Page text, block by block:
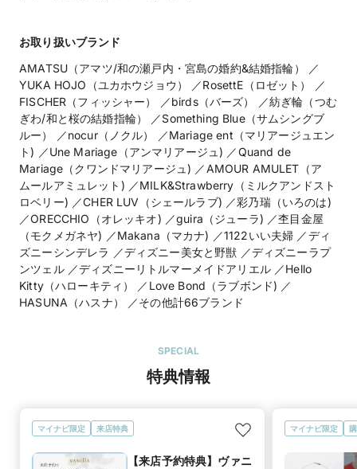
お取り扱いブランド
AMATSU（アマツ/和の瀬戸内・宮島の婚約&結婚指輪） ／
YUKA HOJO（ユカホウジョウ） ／RosettE（ロゼット） ／
FISCHER（フィッシャー） ／birds（バーズ） ／紡ぎ輪（つむ
ぎわ/和と桜の結婚指輪） ／Something Blue（サムシングブ
ルー） ／nocur（ノクル） ／Mariage ent（マリアージュエン
ト) ／Une Mariage（アンマリアージュ) ／Quand de
Mariage（クワンドマリアージュ) ／AMOUR AMULET（ア
ムールアミュレット) ／MILK&Strawberry（ミルクアンドスト
ロベリー) ／CHER LUV（シェールラブ) ／彩乃瑞（いろのは)
／ORECCHIO（オレッキオ) ／guira（ジューラ) ／杢目金屋
（モクメガネヤ) ／Makana（マカナ) ／1122いい夫婦 ／ディ
ズニーシンデレラ ／ディズニー美女と野獣 ／ディズニーラプ
ンツェル ／ディズニーリトルマーメイドアリエル ／Hello
Kitty（ハローキティ） ／Love Bond（ラブボンド) ／
HASUNA（ハスナ） ／その他計66ブランド
SPECIAL
特典情報
マイナビ限定 来店特典
【来店予約特典】ヴァニ
マイナビ限定